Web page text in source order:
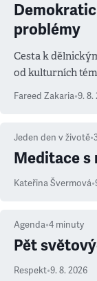
problémy
Cesta k
od kulturních
Fareed Zakaria•9. 8.
Jeden den v životě•
Meditace s
Kateřina Švermová•
Agenda•4 minuty
Pět
Respekt•9. 8. 2026